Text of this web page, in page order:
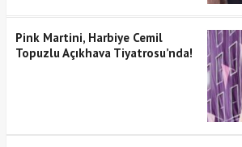
Pink Martini, Harbiye Cemil
Topuzlu Açıkhava Tiyatrosu’nda!